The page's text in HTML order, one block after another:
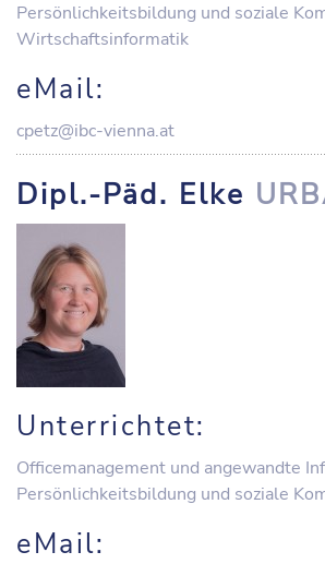
Persönlichkeitsbildung und soziale
Wirtschaftsinformatik
eMail:
cpetz@ibc-vienna.at
Dipl.-Päd. Elke
Unterrichtet:
Officemanagement und angewandte
Persönlichkeitsbildung und soziale
eMail: